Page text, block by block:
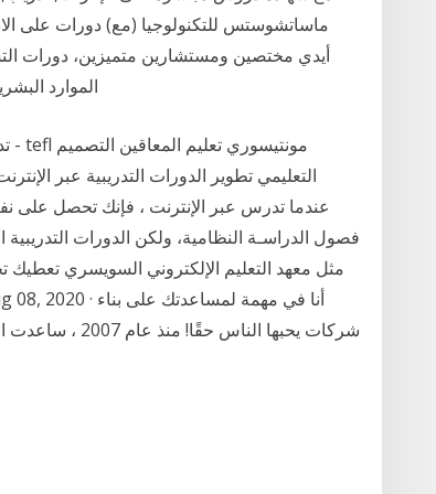
ماساتشوستس للتكنولوجيا (مع) دورات على
أيدي مختصين ومستشارين متميزين، دورات
الموارد
التعليمي تطوير الدورات التدريبية عبر
عندما تدرس عبر الإنترنت ، فإنك تحصل
فصول الدراسـة النظامية، ولكن الدورات
شركات يحبها